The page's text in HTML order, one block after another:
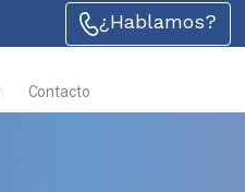
¿Hablamos?
Contacto